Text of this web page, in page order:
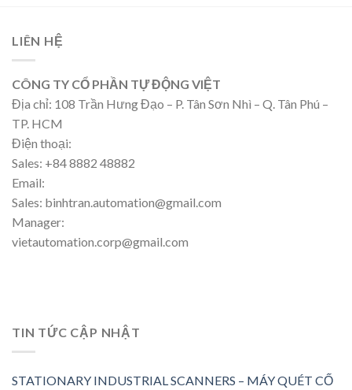
LIÊN HỆ
CÔNG TY CỔ PHẦN TỰ ĐỘNG VIỆT
Địa chỉ: 108 Trần Hưng Đạo – P. Tân Sơn Nhì – Q. Tân Phú –
TP. HCM
Điện thoại:
Sales: +84 8882 48882
Email:
Sales: binhtran.automation@gmail.com
Manager:
vietautomation.corp@gmail.com
TIN TỨC CẬP NHẬT
STATIONARY INDUSTRIAL SCANNERS – MÁY QUÉT CỐ